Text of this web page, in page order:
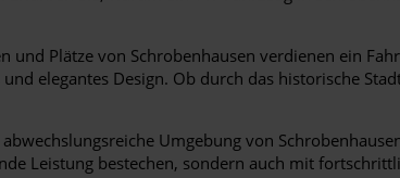
und Plätze von Schrobenhausen verdienen ein
elegantes Design. Ob durch das historische
abwechslungsreiche Umgebung von
Leistung bestechen, sondern auch mit